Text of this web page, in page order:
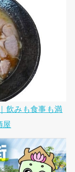
飲みも食事も満
屋